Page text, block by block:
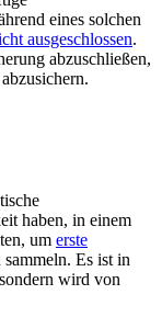
eines solchen
ausgeschlossen.
abzuschließen,
haben, in einem
um erste
sammeln. Es ist in
wird von